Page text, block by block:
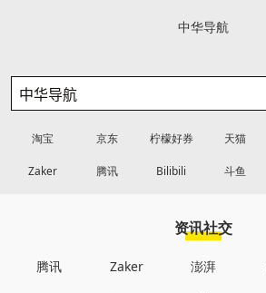
中华导航
淘宝 京东 柠檬好券 天猫
Zaker 腾讯 Bilibili 斗鱼
资讯社交
腾讯 Zaker 澎湃